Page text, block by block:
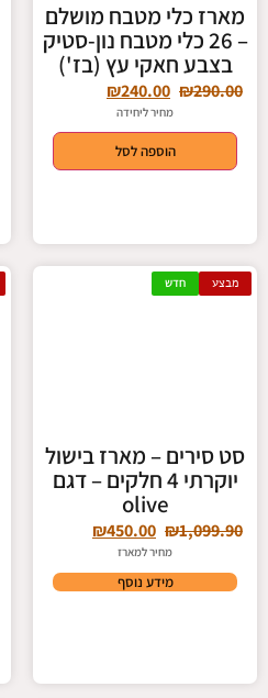
מארז כלי מטבח מושלם
– 26 כלי מטבח נון-סטיק
בצבע חאקי עץ (בז')
₪290.00
₪240.00
מחיר ליחידה
הוספה לסל
מבצע חדש
סט סירים – מארז בישול
יוקרתי 4 חלקים – דגם
olive
₪1,099.90
₪450.00
מחיר למארז
מידע נוסף